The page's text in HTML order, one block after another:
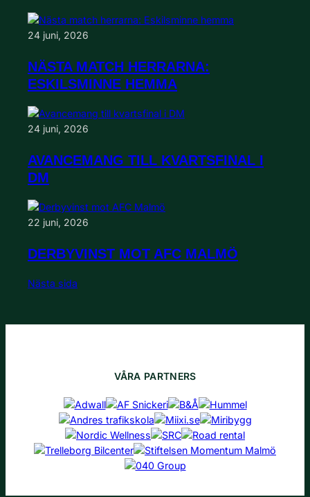
24 juni, 2026
NÄSTA MATCH HERRARNA:
ESKILSMINNE HEMMA
24 juni, 2026
AVANCEMANG TILL KVARTSFINAL I
DM
22 juni, 2026
DERBYVINST MOT AFC MALMÖ
Nästa sida
VÅRA PARTNERS